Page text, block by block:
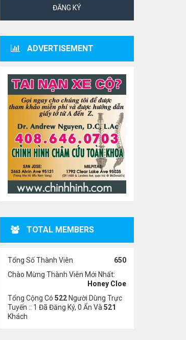
ĐĂNG KÝ
ADVERTISEMENT
TOTAL MEMBERS
Tổng Số Thành Viên
650
Chào Mừng Thành Viên Mới Nhất:
Honey Cloe
Tổng Cộng Có 522Người Dùng Trực
Tuyến :: 1 Đã Đăng Ký, 0 Ẩn Và 521
Khách